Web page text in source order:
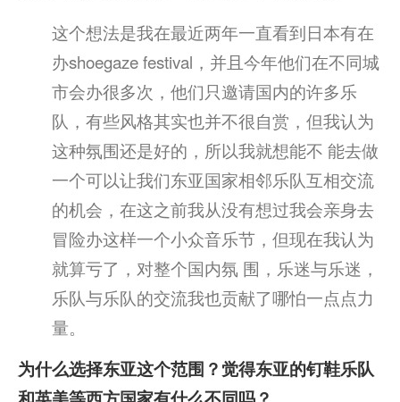
这个想法是我在最近两年一直看到日本有在
办shoegaze festival，并且今年他们在不同城
市会办很多次，他们只邀请国内的许多乐
队，有些风格其实也并不很自赏，但我认为
这种氛围还是好的，所以我就想能不 能去做
一个可以让我们东亚国家相邻乐队互相交流
的机会，在这之前我从没有想过我会亲身去
冒险办这样一个小众音乐节，但现在我认为
就算亏了，对整个国内氛 围，乐迷与乐迷，
乐队与乐队的交流我也贡献了哪怕一点点力
量。
为什么选择东亚这个范围？觉得东亚的钉鞋乐队